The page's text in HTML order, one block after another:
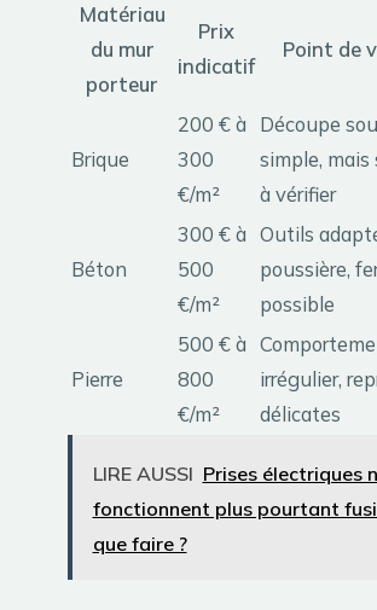
Matériau
du mur
porteur
Prix
indicatif
Point de
Brique
200 € à
300
€/m²
Découpe
simple,
à vérifier
Béton
300 € à
500
€/m²
Outils
poussière,
possible
Pierre
500 € à
800
€/m²
irrégulier,
délicates
LIRE AUSSI Prises électriques
fonctionnent plus pourtant
que faire ?